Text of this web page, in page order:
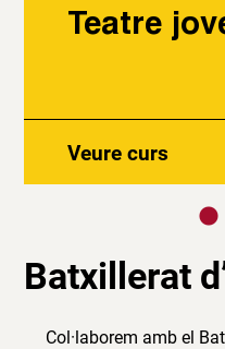
Teatre
Veure curs
Batxillerat
Col·laborem amb el